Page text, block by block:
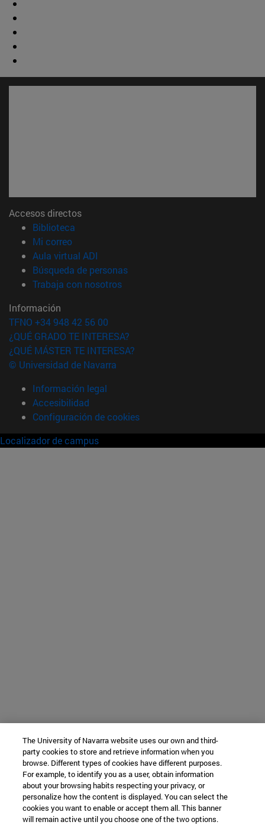
Accesos directos
Biblioteca
Mi correo(abre en nueva ventana)
Aula virtual ADI
Búsqueda de personas(abre en nueva ventana)
Trabaja con nosotros(abre en nueva ventana)
Información
TFNO +34 948 42 56 00
¿QUÉ GRADO TE INTERESA?
¿QUÉ MÁSTER TE INTERESA?
© Universidad de Navarra
Información legal
Accesibilidad
Configuración de cookies
Localizador de campus
The University of Navarra website uses our own and third-
party cookies to store and retrieve information when you
browse. Different types of cookies have different purposes.
For example, to identify you as a user, obtain information
about your browsing habits respecting your privacy, or
personalize how the content is displayed. You can select the
cookies you want to enable or accept them all. This banner
will remain active until you choose one of the two options.